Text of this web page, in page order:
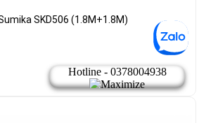
SKD506 (1.8M+1.8M)